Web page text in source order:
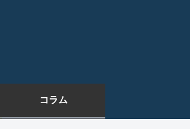
コラム